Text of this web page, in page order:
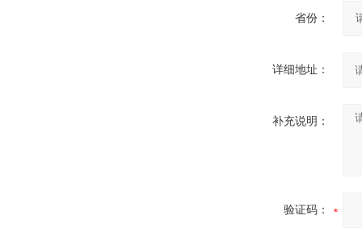
省份：
详细地址：
补充说明：
验证码：